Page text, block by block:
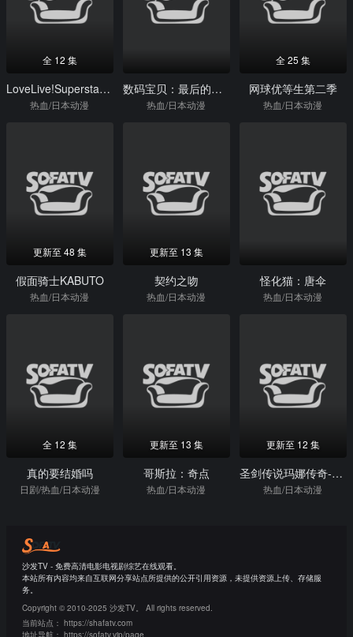
全 12 集
LoveLive!Superstar!!第三季
热血/日本动漫
数码宝贝：最后的进化
热血/日本动漫
全 25 集
网球优等生第二季
热血/日本动漫
更新至 48 集
假面骑士KABUTO
热血/日本动漫
更新至 13 集
契约之吻
热血/日本动漫
怪化猫：唐伞
热血/日本动漫
全 12 集
真的要结婚吗
日剧/热血/日本动漫
更新至 13 集
哥斯拉：奇点
热血/日本动漫
更新至 12 集
圣剑传说玛娜传奇-TheTeardropCrystal-
热血/日本动漫
沙发TV - 免费高清电影电视剧综艺在线观看。
本站所有内容均来自互联网分享站点所提供的公开引用资源，未提供资源上传、存储服
务。
Copyright © 2010-2025 沙发TV。 All rights reserved.
当前站点： https://shafatv.com
地址导航： https://sofatv.vip/page